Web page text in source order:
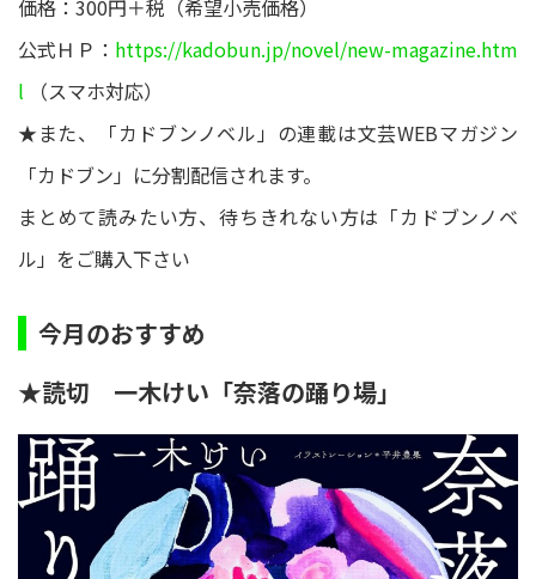
価格：300円＋税（希望小売価格）
公式ＨＰ： https://kadobun.jp/novel/new-magazine.htm
l （スマホ対応）
★また、「カドブンノベル」の連載は文芸WEBマガジン
「カドブン」に分割配信されます。
まとめて読みたい方、待ちきれない方は「カドブンノベ
ル」をご購入下さい
今月のおすすめ
★読切 一木けい「奈落の踊り場」